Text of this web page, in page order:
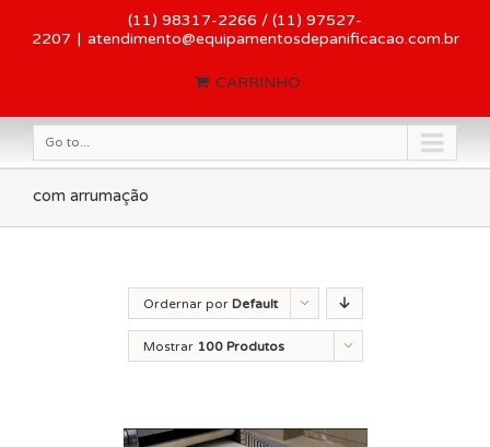
(11) 98317-2266 / (11) 97527-
2207 | atendimento@equipamentosdepanificacao.com.br
CARRINHO
Go to...
com arrumação
Ordernar por Default
Order
Mostrar 100 Produtos